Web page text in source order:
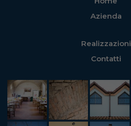
Azienda
Realizzazioni
Contatti